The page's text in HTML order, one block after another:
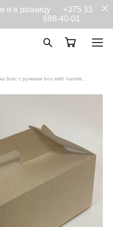
и в розницу +375 33
688-40-01
бокс с ручками box wiith handle ,